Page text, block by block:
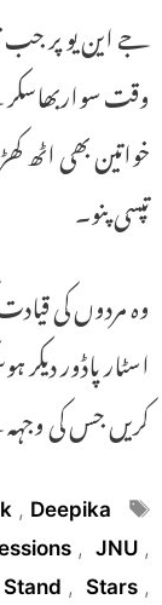
جے این یو پر
وقت سواربھاسکر
خواتین بھی اٹھ
تپسی پنو۔
وہ مردوں کی
اسٹار پاڈور
کریں جس کی وجہہ
Tags
, Deepika
, JNU ,
Stand , Stars ,